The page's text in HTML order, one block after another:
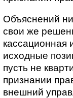
Объяснений
свои же
кассационная
исходные
пусть не
признании
внешний